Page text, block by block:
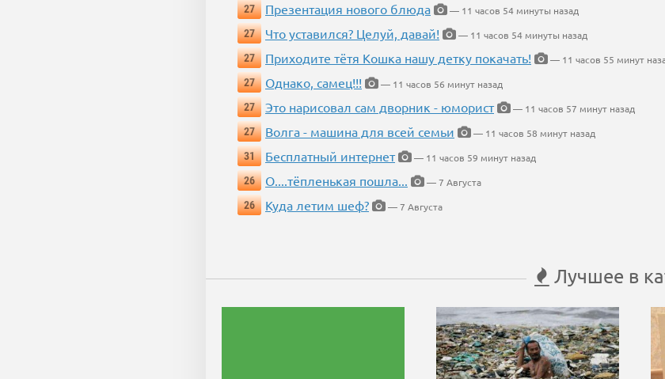
27
Презентация нового блюда
— 11 часов 54 минуты назад
27
Что уставился? Целуй, давай!
— 11 часов 54 минуты назад
27
Приходите тётя Кошка нашу детку покачать!
— 11 часов 55 минут
27
Однако, самец!!!
— 11 часов 56 минут назад
27
Это нарисовал сам дворник - юморист
— 11 часов 57 минут назад
27
Волга - машина для всей семьи
— 11 часов 58 минут назад
31
Бесплатный интернет
— 11 часов 59 минут назад
26
О....тёпленькая пошла...
— 7 Августа
26
Куда летим шеф? — 7 Августа
Лучшее в